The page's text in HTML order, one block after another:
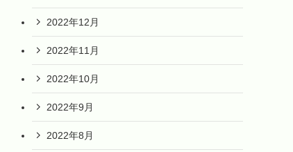
2022年12月
2022年11月
2022年10月
2022年9月
2022年8月